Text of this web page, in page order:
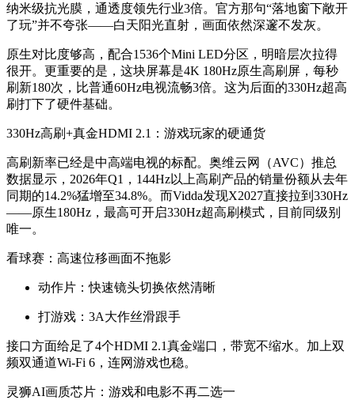
纳米级抗光膜，通透度领先行业3倍。官方那句“落地窗下敞开
了玩”并不夸张——白天阳光直射，画面依然深邃不发灰。
原生对比度够高，配合1536个Mini LED分区，明暗层次拉得
很开。更重要的是，这块屏幕是4K 180Hz原生高刷屏，每秒
刷新180次，比普通60Hz电视流畅3倍。这为后面的330Hz超高
刷打下了硬件基础。
330Hz高刷+真金HDMI 2.1：游戏玩家的硬通货
高刷新率已经是中高端电视的标配。奥维云网（AVC）推总
数据显示，2026年Q1，144Hz以上高刷产品的销量份额从去年
同期的14.2%猛增至34.8%。而Vidda发现X2027直接拉到330Hz
——原生180Hz，最高可开启330Hz超高刷模式，目前同级别
唯一。
看球赛：高速位移画面不拖影
动作片：快速镜头切换依然清晰
打游戏：3A大作丝滑跟手
接口方面给足了4个HDMI 2.1真金端口，带宽不缩水。加上双
频双通道Wi-Fi 6，连网游戏也稳。
灵狮AI画质芯片：游戏和电影不再二选一